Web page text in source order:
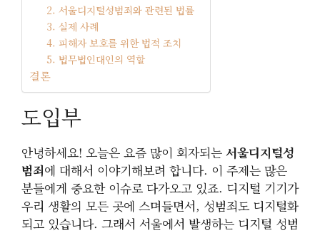
2. 서울디지털성범죄와 관련된 법률
3. 실제 사례
4. 피해자 보호를 위한 법적 조치
5. 법무법인대인의 역할
결론
도입부
안녕하세요! 오늘은 요즘 많이 회자되는 서울디지털성
범죄에 대해서 이야기해보려 합니다. 이 주제는 많은
분들에게 중요한 이슈로 다가오고 있죠. 디지털 기기가
우리 생활의 모든 곳에 스며들면서, 성범죄도 디지털화
되고 있습니다. 그래서 서울에서 발생하는 디지털 성범